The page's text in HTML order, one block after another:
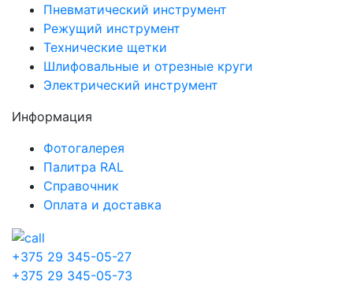
Пневматический инструмент
Режущий инструмент
Технические щетки
Шлифовальные и отрезные круги
Электрический инструмент
Информация
Фотогалерея
Палитра RAL
Справочник
Оплата и доставка
+375 29 345-05-27
+375 29 345-05-73